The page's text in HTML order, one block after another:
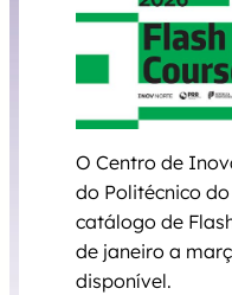
O Centro de
do Politécnico
catálogo de
de janeiro a
disponível.